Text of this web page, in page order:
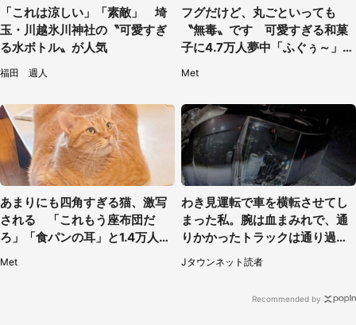
「これは涼しい」「素敵」 埼
玉・川越氷川神社の〝可愛すぎ
る水ボトル〟が人気
福田 週人
フグだけど、丸ごといっても
〝無毒〟です 可愛すぎる和菓
子に4.7万人夢中「ふぐぅ～」
Met
あまりにも四角すぎる猫、激写
される 「これもう座布団だ
ろ」「食パンの耳」と1.4万人困
Met
わき見運転で車を横転させてし
まった私。腕は血まみれで、通
りかかったトラックは通り過ぎ
ていき...（福岡県・30代女性）
Jタウンネット読者
Recommended by